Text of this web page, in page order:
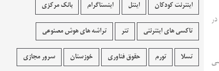
امارات در
کشی
اینترنت کودکان اینتل اینستاگرام بانک مرکزی
تاکسی های اینترنتی تتر تراشه های هوش مصنوعی
تسلا تورم حقوق فناوری خوزستان سرور مجازی